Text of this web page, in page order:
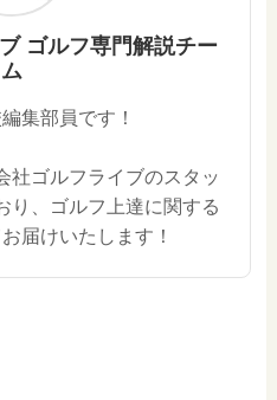
ゴルフ専門解説チー
ム
集部員です！
社ゴルフライブのスタッ
り、ゴルフ上達に関する
届けいたします！